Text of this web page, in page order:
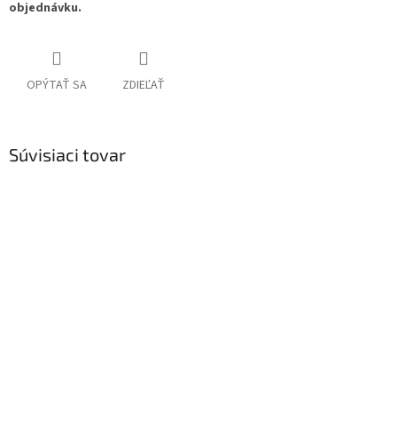
objednávku.
OPÝTAŤ SA ZDIEĽAŤ
Súvisiaci tovar